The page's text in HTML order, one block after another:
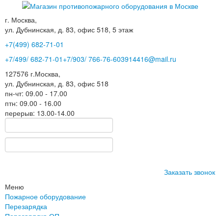
г. Москва,
ул. Дубнинская, д. 83, офис 518, 5 этаж
+7(499) 682-71-01
+7/499/ 682-71-01 +7/903/ 766-76-603914416@mail.ru
127576 г.Москва,
ул. Дубнинская, д. 83, офис 518
пн-чт: 09.00 - 17.00
птн: 09.00 - 16.00
перерыв: 13.00-14.00
Заказать звонок
Меню
Пожарное оборудование
Перезарядка